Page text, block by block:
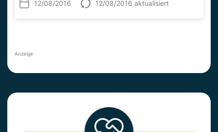
12/08/2016 12/08/2016 aktualisiert
Anzeige